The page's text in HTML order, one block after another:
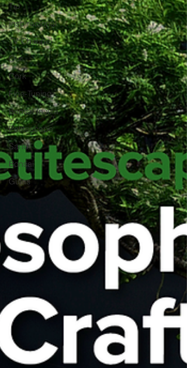
Tip
Inspiracional
TV Channel
Our
Cork
Fine-Tuning
Bonsai Insula
Petitescape
Sand
Bonsai
Guias